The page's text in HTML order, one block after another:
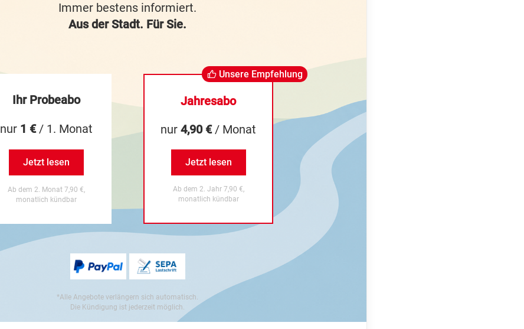
Immer bestens informiert.
Aus der Stadt. Für Sie.
Ihr Probeabo
nur 1 €/ 1. Monat
Jetzt lesen
Ab dem 2. Monat 7,90 €,
monatlich kündbar
Unsere Empfehlung
Jahresabo
nur4,90 €/ Monat
Jetzt lesen
Ab dem 2. Jahr 7,90 €,
monatlich kündbar
*Alle Angebote verlängern sich automatisch.
Die Kündigung ist jederzeit möglich.